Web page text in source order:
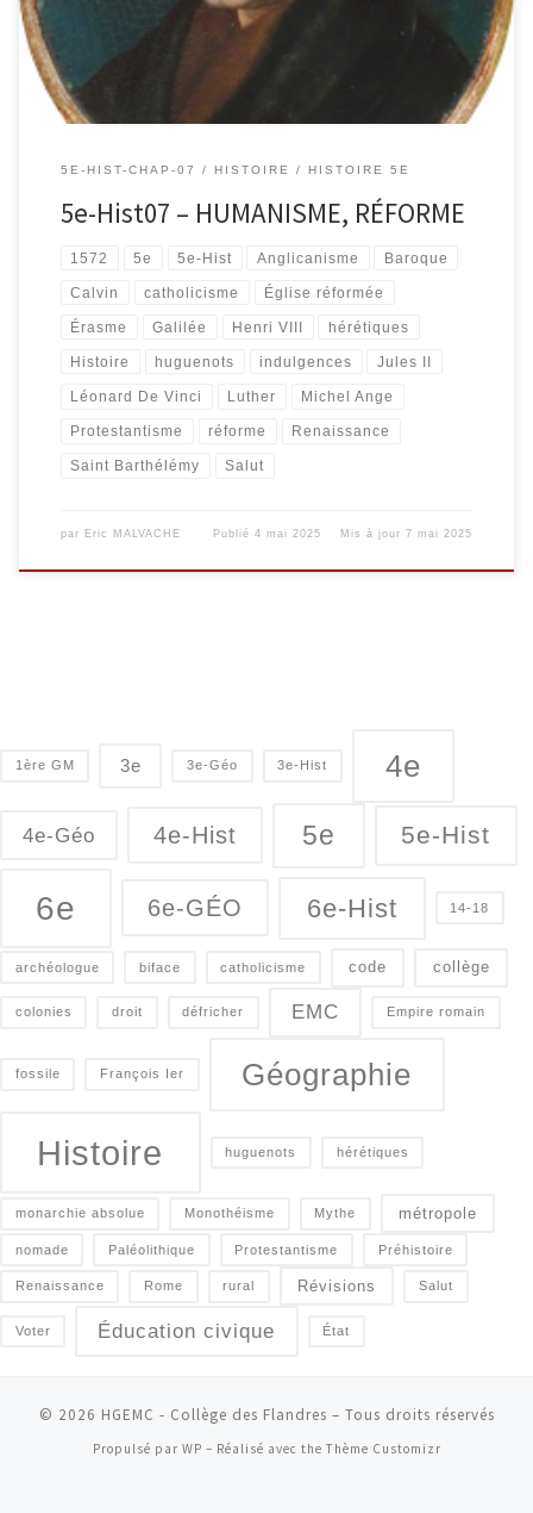
5E-HIST-CHAP-07 HISTOIRE HISTOIRE 5E
5e-Hist07 – HUMANISME, RÉFORME
1572 5e 5e-Hist Anglicanisme Baroque
Calvin catholicisme Église réformée
Érasme Galilée Henri VIII hérétiques
Histoire huguenots indulgences Jules II
Léonard De Vinci Luther Michel Ange
Protestantisme réforme Renaissance
Saint Barthélémy Salut
par Eric MALVACHE Publié4 mai 2025 Mis à jour7 mai 2025
1ère GM 3e 3e-Géo 3e-Hist 4e
4e-Géo 4e-Hist 5e 5e-Hist
6e 6e-GÉO 6e-Hist 14-18
archéologue biface catholicisme code collège
colonies droit défricher EMC Empire romain
fossile François Ier Géographie
Histoire huguenots hérétiques
monarchie absolue Monothéisme Mythe métropole
nomade Paléolithique Protestantisme Préhistoire
Renaissance Rome rural Révisions Salut
Voter Éducation civique État
© 2026 HGEMC - Collège des Flandres – Tous droits réservés
Propulsé par WP – Réalisé avec the Thème Customizr